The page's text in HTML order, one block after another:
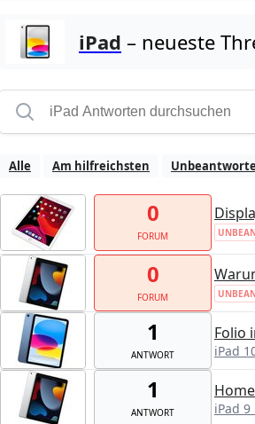
iPad – neueste
Alle Am hilfreichsten
0
FORUM
0
FORUM
1
ANTWORT
Folio
iPad
1
ANTWORT iPad 9